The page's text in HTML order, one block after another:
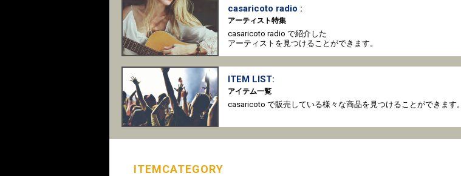
casaricoto radio :
アーティスト特集
casaricoto radio で紹介した
アーティストを見つけることができます。
ITEM LIST:
アイテム一覧
casaricoto で販売している様々な商品を見つけることができます。
ITEMCATEGORY